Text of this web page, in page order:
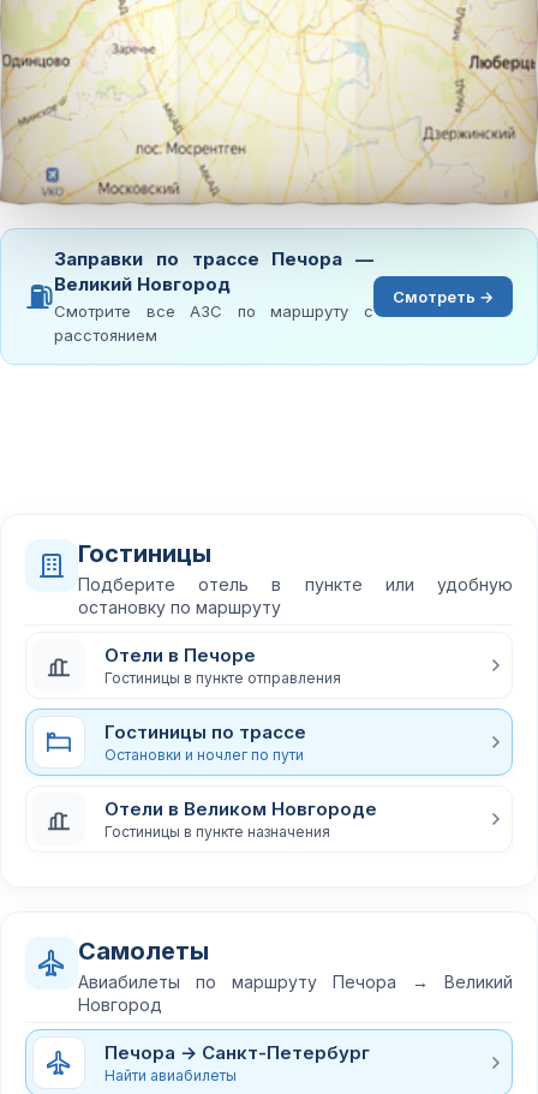
⛽
Заправки по трассе Печора —
Великий Новгород
Смотрите все АЗС по маршруту с
расстоянием
Смотреть →
Гостиницы
Подберите отель в пункте или удобную
остановку по маршруту
Отели в Печоре
Гостиницы в пункте отправления
Гостиницы по трассе
Остановки и ночлег по пути
Отели в Великом Новгороде
Гостиницы в пункте назначения
Самолеты
Авиабилеты по маршруту Печора → Великий
Новгород
Печора → Санкт-Петербург
Найти авиабилеты